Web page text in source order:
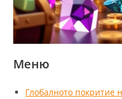
Меню
Глобалното покритие